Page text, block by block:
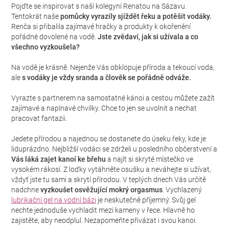
Pojďte se inspirovat s naší kolegyní Renatou na Sázavu.
Tentokrát našepomůcky vyrazilysjíždět řeku a potěšit vodáky.
Renča si přibalila zajímavé hračky a produkty k okořenění
pořádné dovolené na vodě. Jste zvědaví, jak si užívala a co
všechno vyzkoušela?
Na vodě je krásně. Nejenže Vás obklopuje příroda a tekoucí voda,
ales vodáky je vždy sranda a člověk se pořádně odváže.
Vyrazte s partnerem na samostatné kánoi a cestou můžete zažít
zajímavé a napínavé chvilky. Chce to jen se uvolnit a nechat
pracovat fantazii.
Jedete přírodou a najednou se dostanete do úseku řeky, kde je
liduprázdno. Nejbližší vodáci se zdrželi u posledního občerstvení a
Vás láká zajet kanoí ke břehu a najít si skryté místečko ve
vysokém rákosí. Z loďky vytáhněte osušku a neváhejte si užívat,
vždyť jste tu sami a skrytí přírodou. V teplých dnech Vás určitě
nadchnevyzkoušet osvěžující mokrý orgasmus. Vychlazený
lubrikační gel na vodní bázi je neskutečně příjemný. Svůj gel
nechte jednoduše vychladit mezi kameny v řece. Hlavně ho
zajistěte, aby neodplul. Nezapomeňte přivázat i svou kanoi.